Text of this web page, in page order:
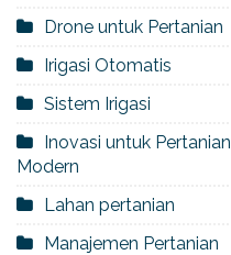
Drone untuk Pertanian
Irigasi Otomatis
Sistem Irigasi
Inovasi untuk Pertanian
Modern
Lahan pertanian
Manajemen Pertanian